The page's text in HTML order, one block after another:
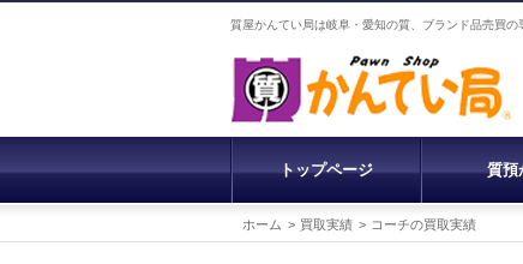
質屋かんてい局は岐阜・愛知の質、ブランド品売買
トップページ 質預
ホーム 買取実績 コーチの買取実績